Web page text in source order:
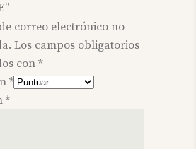
correo electrónico no
Los campos obligatorios
con *
*
*